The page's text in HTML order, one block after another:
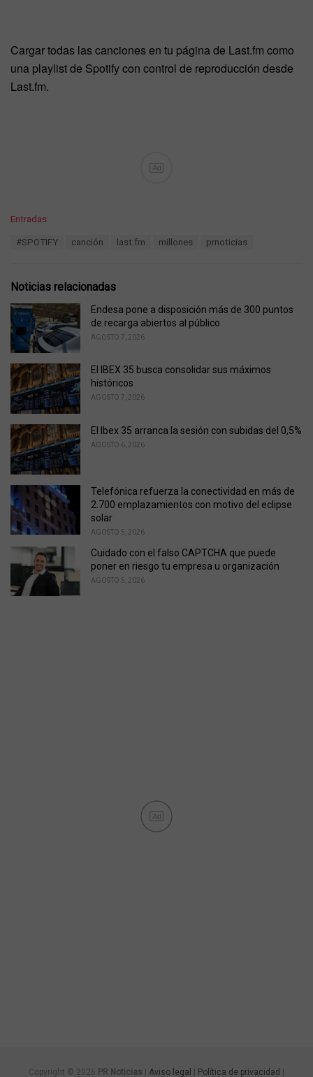
Cargar todas las canciones en tu página de Last.fm como
una playlist de Spotify con control de reproducción desde
Last.fm.
Ad
C
o
r
i
e
s
Entradas
:
#SPOTIFY canción last.fm millones prnoticias
Noticias relacionadas
Endesa pone a disposición más de 300 puntos
de recarga abiertos al público
AGOSTO 7, 2026
El IBEX 35 busca consolidar sus máximos
históricos
AGOSTO 7, 2026
El Ibex 35 arranca la sesión con subidas del 0,5%
AGOSTO 6, 2026
Telefónica refuerza la conectividad en más de
2.700 emplazamientos con motivo del eclipse
solar
AGOSTO 5, 2026
Cuidado con el falso CAPTCHA que puede
poner en riesgo tu empresa u organización
AGOSTO 5, 2026
Ad
Copyright © 2026 PR Noticias Aviso legal Política de privacidad